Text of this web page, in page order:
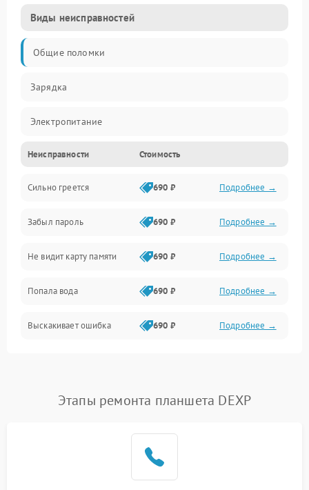
Виды неисправностей
Общие поломки
Зарядка
Электропитание
Экран и изображение
Дисплей
Экран (дисплей)
Связь
Разговор (микрофон, динамик)
Перегрев и нестабильная работа
Сеть и интернет
Неисправности Стоимость
Сильно греется 690 ₽ Подробнее →
Забыл пароль 690 ₽ Подробнее →
Не видит карту памяти 690 ₽ Подробнее →
Попала вода 690 ₽ Подробнее →
Выскакивает ошибка 690 ₽ Подробнее →
Этапы ремонта планшета DEXP